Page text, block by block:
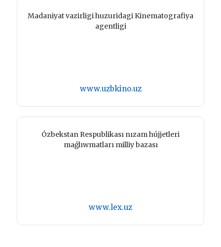
Madaniyat vazirligi huzuridagi Kinematografiya
agentligi
www.uzbkino.uz
Ózbekstan Respublikası nızam hújjetleri
maǵlıwmatları milliy bazası
www.lex.uz